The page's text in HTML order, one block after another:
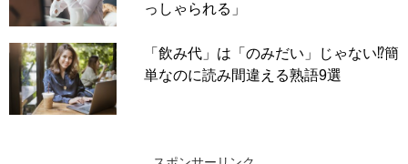
っしゃられる」
「飲み代」は「のみだい」じゃない⁉簡
単なのに読み間違える熟語9選